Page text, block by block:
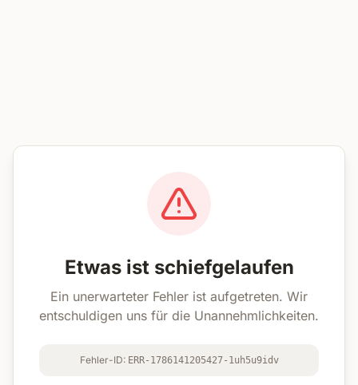
Etwas ist schiefgelaufen
Ein unerwarteter Fehler ist aufgetreten. Wir
entschuldigen uns für die Unannehmlichkeiten.
Fehler-ID: ERR-1786141205427-1uh5u9idv